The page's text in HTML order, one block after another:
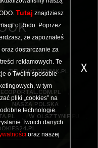
ZIELONYDZIENNIK.PL
ECOPORTAL.COM.PL
NASZA POLSKA
W OLSZTYNIE.EU
Tutaj znajdziesz
o Rodo. Poprzez
że zapoznałeś
dostarczanie za
reklamowych. Te
o Twoim sposobie
w tym
pliki „cookies” na
technologie.
Twoich danych
oraz naszej
X